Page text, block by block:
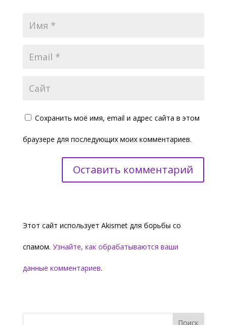
Сохранить моё имя, email и адрес сайта в этом
браузере для последующих моих комментариев.
Этот сайт использует Akismet для борьбы со
спамом. Узнайте, как обрабатываются ваши
данные комментариев.